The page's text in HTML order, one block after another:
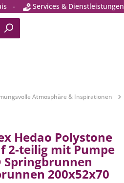
- Services & Dienstleistungen
Atmosphäre & Inspirationen
Hedao Polystone
2-teilig mit Pumpe
Springbrunnen
200x52x70